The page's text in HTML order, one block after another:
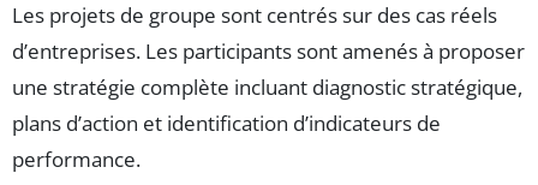
Les projets de groupe sont centrés sur des cas réels
d’entreprises. Les participants sont amenés à proposer
une stratégie complète incluant diagnostic stratégique,
plans d’action et identification d’indicateurs de
performance.